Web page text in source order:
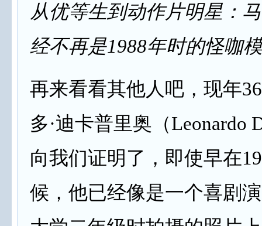
从优等生到动作片明星：
经不再是1988年时的怪咖
再来看看其他人吧，现年
多·迪卡普里奥（Leonardo
向我们证明了，即使早在
候，他已经像是一个喜剧